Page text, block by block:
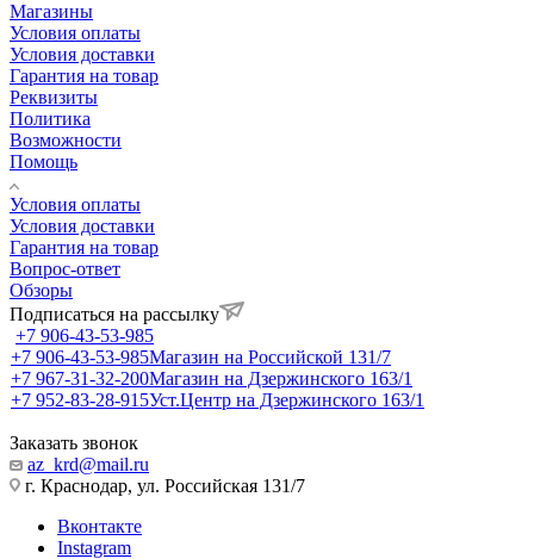
Магазины
Условия оплаты
Условия доставки
Гарантия на товар
Реквизиты
Политика
Возможности
Помощь
Условия оплаты
Условия доставки
Гарантия на товар
Вопрос-ответ
Обзоры
Подписаться на рассылку
+7 906-43-53-985
+7 906-43-53-985Магазин на Российской 131/7
+7 967-31-32-200Магазин на Дзержинского 163/1
+7 952-83-28-915Уст.Центр на Дзержинского 163/1
Заказать звонок
az_krd@mail.ru
г. Краснодар, ул. Российская 131/7
Вконтакте
Instagram